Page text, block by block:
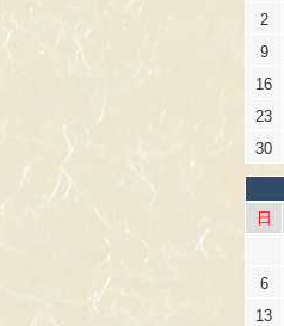
2
9
16
23
30
日
6
13